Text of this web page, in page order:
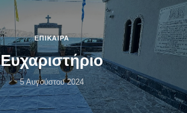
ΕΠΊΚΑΙΡΑ
Ευχαριστήριο
5 Αυγούστου 2024